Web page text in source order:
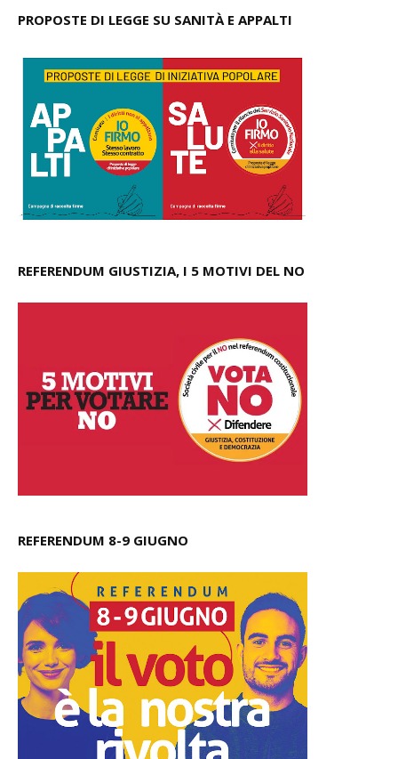
PROPOSTE DI LEGGE SU SANITÀ E APPALTI
REFERENDUM GIUSTIZIA, I 5 MOTIVI DEL NO
REFERENDUM 8-9 GIUGNO